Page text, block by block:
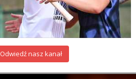
Odwiedź nasz kanał